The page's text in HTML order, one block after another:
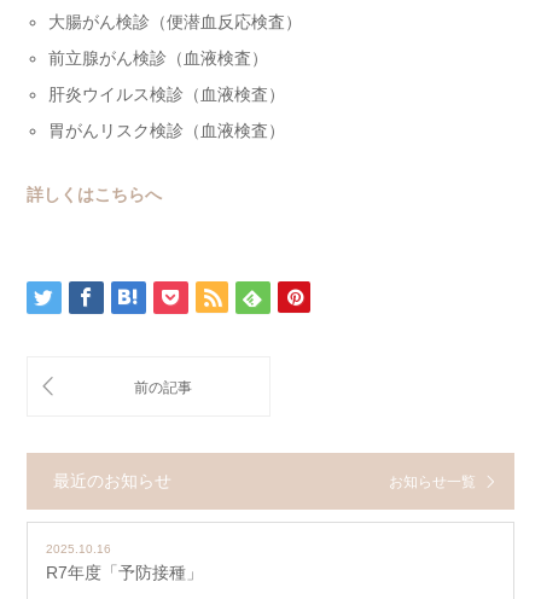
大腸がん検診（便潜血反応検査）
前立腺がん検診（血液検査）
肝炎ウイルス検診（血液検査）
胃がんリスク検診（血液検査）
詳しくはこちらへ
最近のお知らせ お知らせ一覧
2025.10.16
R7年度「予防接種」